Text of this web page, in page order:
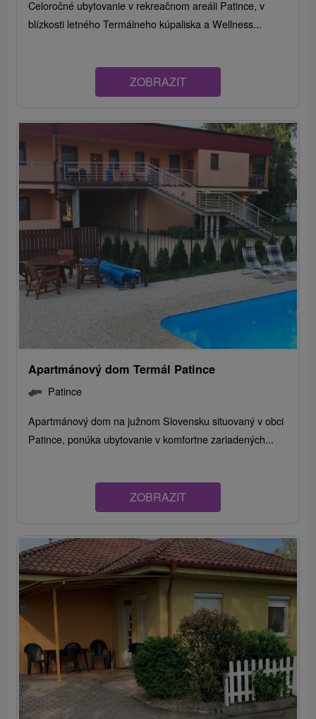
Celoročné ubytovanie v rekreačnom areáli Patince, v
blízkosti letného Termálneho kúpaliska a Wellness...
ZOBRAZIT
Apartmánový dom Termál Patince
Patince
Apartmánový dom na južnom Slovensku situovaný v obci
Patince, ponúka ubytovanie v komfortne zariadených...
ZOBRAZIT